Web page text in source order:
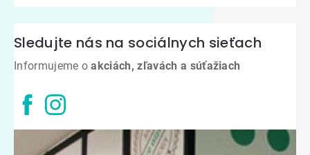
Sledujte nás na sociálnych sieťach
Informujeme oakciách, zľavách a súťažiach